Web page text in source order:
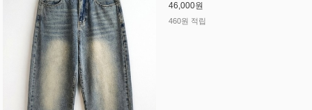
46,000원
460원 적립